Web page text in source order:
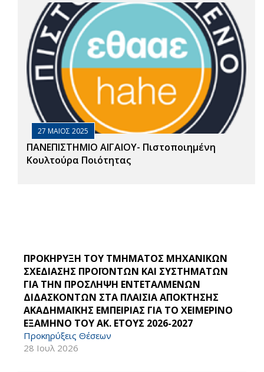
27 ΜΑΙΟΣ 2025
ΠΑΝΕΠΙΣΤΗΜΙΟ ΑΙΓΑΙΟΥ- Πιστοποιημένη
Κουλτούρα Ποιότητας
ΠΡΟΚΗΡΥΞΗ ΤΟΥ ΤΜΗΜΑΤΟΣ ΜΗΧΑΝΙΚΩΝ
ΣΧΕΔΙΑΣΗΣ ΠΡΟΪΟΝΤΩΝ ΚΑΙ ΣΥΣΤΗΜΑΤΩΝ
ΓΙΑ ΤΗΝ ΠΡΟΣΛΗΨΗ ΕΝΤΕΤΑΛΜΕΝΩΝ
ΔΙΔΑΣΚΟΝΤΩΝ ΣΤΑ ΠΛΑΙΣΙΑ ΑΠΟΚΤΗΣΗΣ
ΑΚΑΔΗΜΑΪΚΗΣ ΕΜΠΕΙΡΙΑΣ ΓΙΑ ΤΟ ΧΕΙΜΕΡΙΝΟ
ΕΞΑΜΗΝΟ ΤΟΥ ΑΚ. ΕΤΟΥΣ 2026-2027
Προκηρύξεις Θέσεων
28 Ιουλ 2026